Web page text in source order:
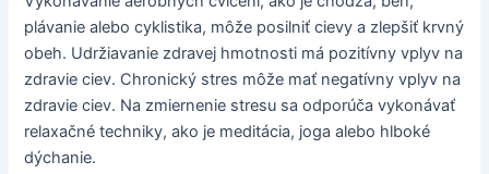
plávanie alebo cyklistika, môže posilniť cievy a zlepšiť krvný
obeh. Udržiavanie zdravej hmotnosti má pozitívny vplyv na
zdravie ciev. Chronický stres môže mať negatívny vplyv na
zdravie ciev. Na zmiernenie stresu sa odporúča vykonávať
relaxačné techniky, ako je meditácia, joga alebo hlboké
dýchanie.